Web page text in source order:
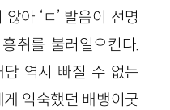
아 ‘ㄷ’ 발음이 선명
취를 불러일으킨다.
역시 빠질 수 없는
익숙했던 배뱅이굿